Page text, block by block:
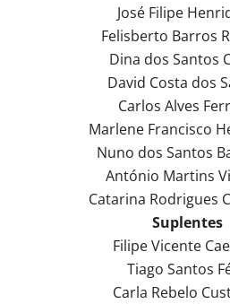
José Filipe
Felisberto Barros
Dina dos Santos
David Costa dos
Carlos Alves
Marlene Francisco
Nuno dos Santos
António Martins
Catarina Rodrigues
Suplentes
Filipe Vicente
Tiago Santos
Carla Rebelo